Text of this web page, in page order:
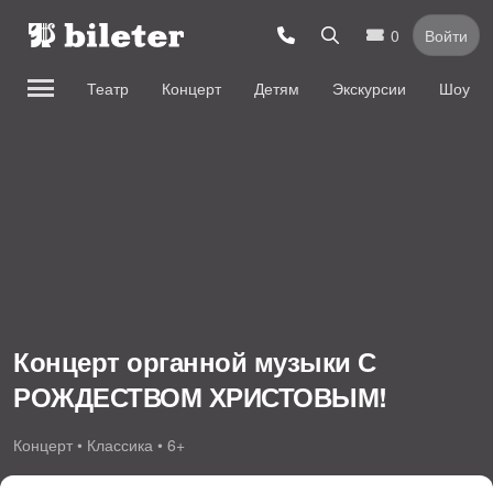
0 Войти
Театр Концерт Детям Экскурсии Шоу
Концерт органной музыки С
РОЖДЕСТВОМ ХРИСТОВЫМ!
Концерт • Классика • 6+